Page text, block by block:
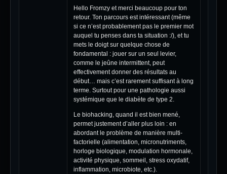
Hello Fromzy et merci beaucoup pour ton
retour. Ton parcours est intéressant (même
si ce n’est probablement pas le premier mot
auquel tu penses dans ta situation :/), et tu
mets le doigt sur quelque chose de
fondamental : jouer sur un seul levier,
comme le jeûne intermittent, peut
effectivement donner des résultats au
début… mais c’est rarement suffisant à long
terme. Surtout pour une pathologie aussi
systémique que le diabète de type 2.
Le biohacking, quand il est bien mené,
permet justement d’aller plus loin : en
abordant le problème de manière multi-
factorielle (alimentation, micronutriments,
horloge biologique, modulation hormonale,
activité physique, sommeil, stress oxydatif,
inflammation, microbiote, etc.).